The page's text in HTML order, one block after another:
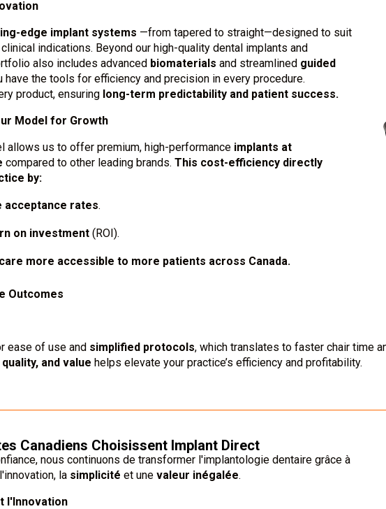
edge implant systems —from tapered to straight—designed to suit
indications. Beyond our high-quality dental implants and
also includes advanced biomaterials and streamlined guided
have the tools for efficiency and precision in every procedure.
product, ensuring long-term predictability and patient success.
Model for Growth
allows us to offer premium, high-performance implants at
compared to other leading brands. This cost-efficiency directly
by:
acceptance rates.
on investment (ROI).
more accessible to more patients across Canada.
Outcomes
ease of use and simplified protocols, which translates to faster chair time
and value helps elevate your practice’s efficiency and profitability.
Canadiens Choisissent Implant Direct
nous continuons de transformer l'implantologie dentaire grâce à
la simplicité et une valeur inégalée.
l'Innovation